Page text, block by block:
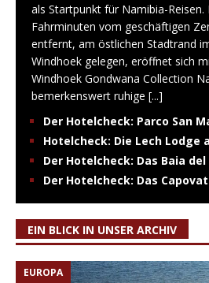
als Startpunkt für Namibia-Reisen.
Fahrminuten vom geschäftigen
entfernt, am östlichen Stadtrand
Windhoek gelegen, eröffnet sich
Windhoek Gondwana Collection
bemerkenswert ruhige [...]
Der Hotelcheck: Parco San
Hotelcheck: Die Lech Lodge
Der Hotelcheck: Das Baia del
Der Hotelcheck: Das
EIN BLICK IN UNSER ARCHIV
EUROPA